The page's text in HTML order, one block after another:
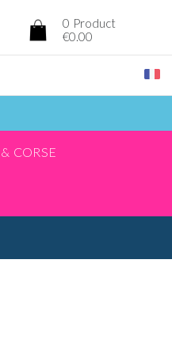
0 Product
€0.00
CORSE